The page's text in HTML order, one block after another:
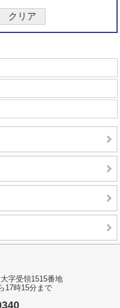
字受領1515番地
17時15分まで